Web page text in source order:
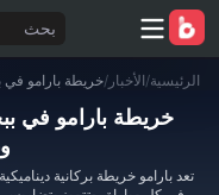
بحث
الرئيسية/الأخبار /